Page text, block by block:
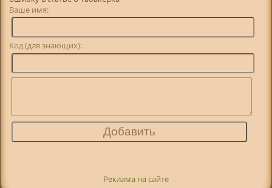
Ваше имя:
Код (для знающих):
Реклама на сайте